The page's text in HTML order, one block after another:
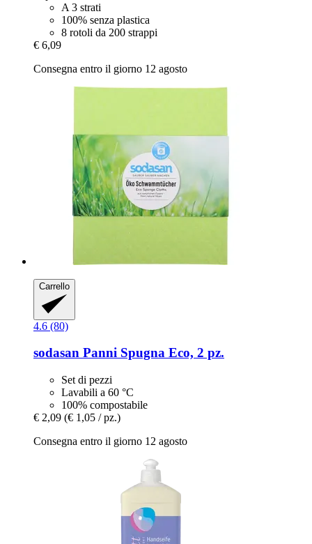
A 3 strati
100% senza plastica
8 rotoli da 200 strappi
€ 6,09
Consegna entro il giorno 12 agosto
Carrello
4.6 (80)
sodasan Panni Spugna Eco, 2 pz.
Set di pezzi
Lavabili a 60 °C
100% compostabile
€ 2,09 (€ 1,05 / pz.)
Consegna entro il giorno 12 agosto